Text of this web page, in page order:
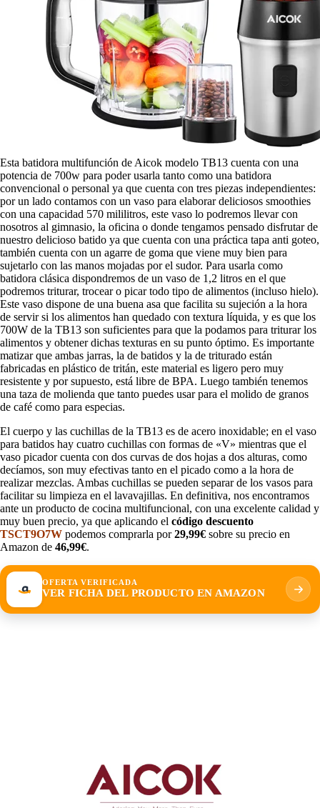
Esta batidora multifunción de Aicok modelo TB13 cuenta con una
potencia de 700w para poder usarla tanto como una batidora
convencional o personal ya que cuenta con tres piezas independientes:
por un lado contamos con un vaso para elaborar deliciosos smoothies
con una capacidad 570 mililitros, este vaso lo podremos llevar con
nosotros al gimnasio, la oficina o donde tengamos pensado disfrutar de
nuestro delicioso batido ya que cuenta con una práctica tapa anti goteo,
también cuenta con un agarre de goma que viene muy bien para
sujetarlo con las manos mojadas por el sudor. Para usarla como
batidora clásica dispondremos de un vaso de 1,2 litros en el que
podremos triturar, trocear o picar todo tipo de alimentos (incluso hielo).
Este vaso dispone de una buena asa que facilita su sujeción a la hora
de servir si los alimentos han quedado con textura líquida, y es que los
700W de la TB13 son suficientes para que la podamos para triturar los
alimentos y obtener dichas texturas en su punto óptimo. Es importante
matizar que ambas jarras, la de batidos y la de triturado están
fabricadas en plástico de tritán, este material es ligero pero muy
resistente y por supuesto, está libre de BPA. Luego también tenemos
una taza de molienda que tanto puedes usar para el molido de granos
de café como para especias.
El cuerpo y las cuchillas de la TB13 es de acero inoxidable; en el vaso
para batidos hay cuatro cuchillas con formas de «V» mientras que el
vaso picador cuenta con dos curvas de dos hojas a dos alturas, como
decíamos, son muy efectivas tanto en el picado como a la hora de
realizar mezclas. Ambas cuchillas se pueden separar de los vasos para
facilitar su limpieza en el lavavajillas. En definitiva, nos encontramos
ante un producto de cocina multifuncional, con una excelente calidad y
muy buen precio, ya que aplicando el código descuento
TSCT9O7W podemos comprarla por29,99€ sobre su precio en
Amazon de 46,99€.
OFERTA VERIFICADA
VER FICHA DEL PRODUCTO EN AMAZON